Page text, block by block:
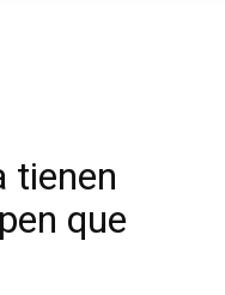
tienen
que